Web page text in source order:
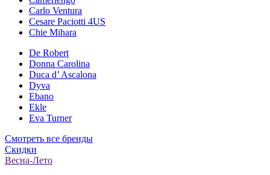
Carlo Ventura
Cesare Paciotti 4US
Chie Mihara
De Robert
Donna Carolina
Duca d’ Ascalona
Dyva
Ebano
Ekle
Eva Turner
Смотреть все бренды
Скидки
Весна-Лето